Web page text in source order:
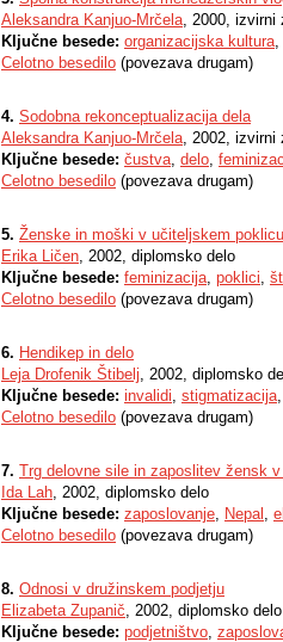
Aleksandra Kanjuo-Mrčela, 2000, izvirni
Ključne besede: organizacijska kultura,
Celotno besedilo (povezava drugam)
4. Sodobna rekonceptualizacija dela
Aleksandra Kanjuo-Mrčela, 2002, izvirni
Ključne besede: čustva, delo,
Celotno besedilo (povezava drugam)
5. Ženske in moški v učiteljskem poklicu
Erika Ličen, 2002, diplomsko delo
Ključne besede: feminizacija, poklici,
Celotno besedilo (povezava drugam)
6. Hendikep in delo
Leja Drofenik Štibelj, 2002, diplomsko
Ključne besede: invalidi, stigmatizacija
Celotno besedilo (povezava drugam)
7. Trg delovne sile in zaposlitev žensk
Ida Lah, 2002, diplomsko delo
Ključne besede: zaposlovanje, Nepal ,
Celotno besedilo (povezava drugam)
8. Odnosi v družinskem podjetju
Elizabeta Zupanič, 2002, diplomsko delo
Ključne besede: podjetništvo,